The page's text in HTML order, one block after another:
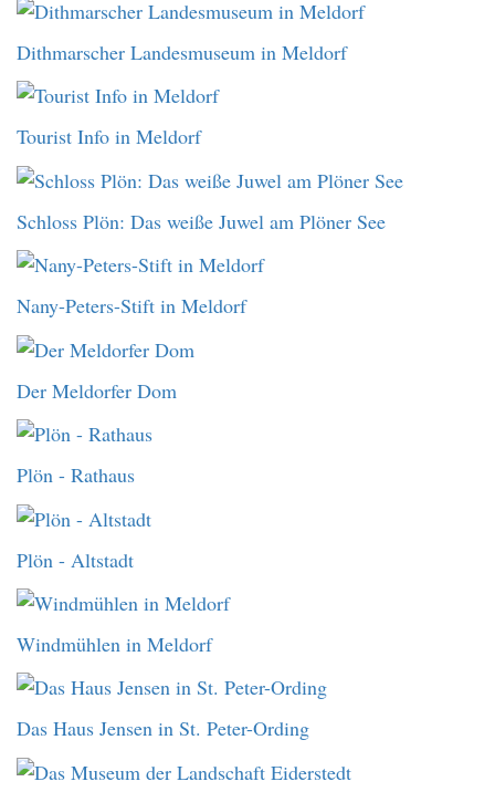
Dithmarscher Landesmuseum in Meldorf
Tourist Info in Meldorf
Schloss Plön: Das weiße Juwel am Plöner See
Nany-Peters-Stift in Meldorf
Der Meldorfer Dom
Plön - Rathaus
Plön - Altstadt
Windmühlen in Meldorf
Das Haus Jensen in St. Peter-Ording